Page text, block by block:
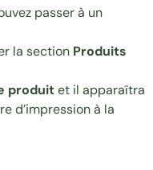
passer à un
la section Produits
produitet il apparaîtra
d’impression à la